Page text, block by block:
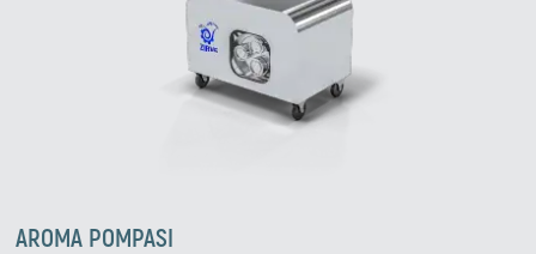
AROMA POMPASI